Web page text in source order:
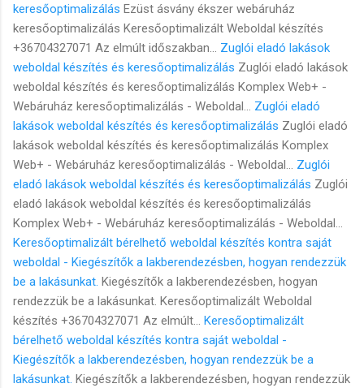
keresőoptimalizálás Ezüst ásvány ékszer webáruház
keresőoptimalizálás Keresőoptimalizált Weboldal készítés
+36704327071 Az elmúlt időszakban... Zuglói eladó lakások
weboldal készítés és keresőoptimalizálás Zuglói eladó lakások
weboldal készítés és keresőoptimalizálás Komplex Web+ -
Webáruház keresőoptimalizálás - Weboldal... Zuglói eladó
lakások weboldal készítés és keresőoptimalizálás Zuglói eladó
lakások weboldal készítés és keresőoptimalizálás Komplex
Web+ - Webáruház keresőoptimalizálás - Weboldal... Zuglói
eladó lakások weboldal készítés és keresőoptimalizálás Zuglói
eladó lakások weboldal készítés és keresőoptimalizálás
Komplex Web+ - Webáruház keresőoptimalizálás - Weboldal...
Keresőoptimalizált bérelhető weboldal készítés kontra saját
weboldal - Kiegészítők a lakberendezésben, hogyan rendezzük
be a lakásunkat. Kiegészítők a lakberendezésben, hogyan
rendezzük be a lakásunkat. Keresőoptimalizált Weboldal
készítés +36704327071 Az elmúlt... Keresőoptimalizált
bérelhető weboldal készítés kontra saját weboldal -
Kiegészítők a lakberendezésben, hogyan rendezzük be a
lakásunkat. Kiegészítők a lakberendezésben, hogyan rendezzük